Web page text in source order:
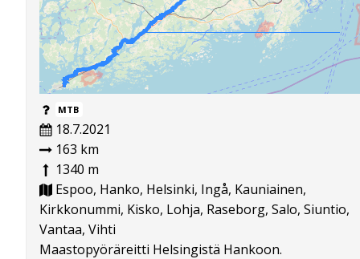
MTB
18.7.2021
163 km
1340 m
Espoo, Hanko, Helsinki, Ingå, Kauniainen,
Kirkkonummi, Kisko, Lohja, Raseborg, Salo, Siuntio,
Vantaa, Vihti
Maastopyöräreitti Helsingistä Hankoon.